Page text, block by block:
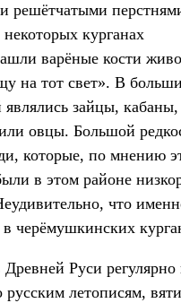
решётчатыми
курганах
варёные кости
на тот свет». В
зайцы, кабаны,
овцы. Большой
которые, по мнению
в этом районе
что
черёмушкинских
Древней Руси
русским летописям,